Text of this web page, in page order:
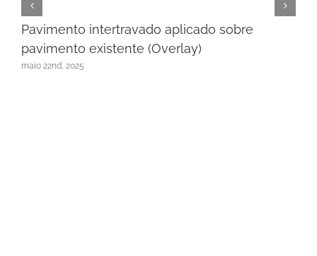
Pavimento intertravado aplicado sobre
pavimento existente (Overlay)
maio 22nd, 2025